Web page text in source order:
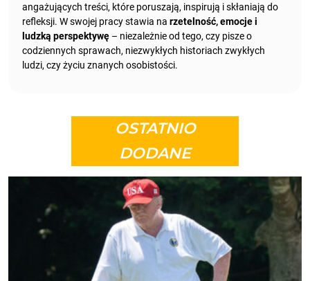
angażujących treści, które poruszają, inspirują i skłaniają do
refleksji. W swojej pracy stawia na rzetelność, emocje i
ludzką perspektywę – niezależnie od tego, czy pisze o
codziennych sprawach, niezwykłych historiach zwykłych
ludzi, czy życiu znanych osobistości.
OSTATNIO
DODANE